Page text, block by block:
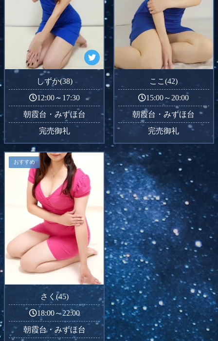
しずか(38)
12:00～17:30
朝霞台・みずほ台
完売御礼
ここ(42)
15:00～20:00
朝霞台・みずほ台
完売御礼
おすすめ
さく(45)
18:00～22:00
朝霞台・みずほ台